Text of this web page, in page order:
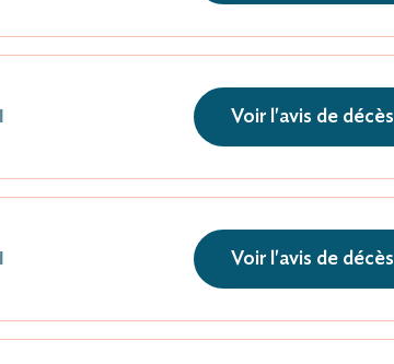
Voir l'avis de décès
Voir l'avis de décès